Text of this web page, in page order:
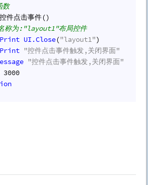
数
控件点击事件()
称为:"layout1"布局控件
UI.Close("layout1")
"控件点击事件触发,关闭界面"
"控件点击事件触发,关闭界面"
3000